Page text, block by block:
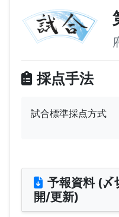
採点手法
試合標準採点方式
予報資料 (〆
開/更新)